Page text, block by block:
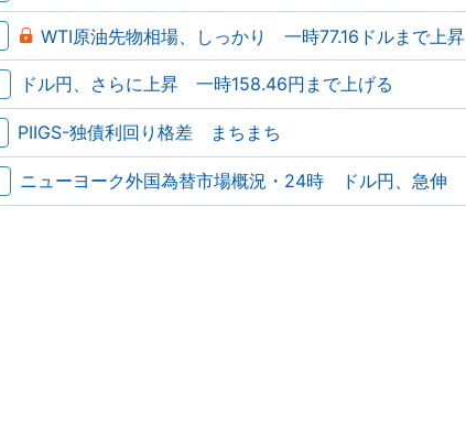
WTI原油先物相場、しっかり 一時77.16ドルまで上昇
ドル円、さらに上昇 一時158.46円まで上げる
PIIGS-独債利回り格差 まちまち
ニューヨーク外国為替市場概況・24時 ドル円、急伸